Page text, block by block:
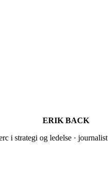
ERIK BACK
i strategi og ledelse ·